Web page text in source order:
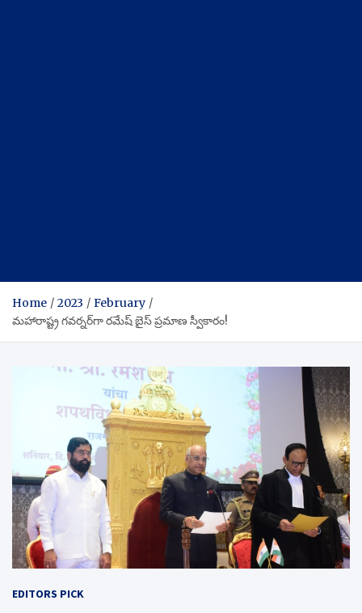
Home 2023
February
మహారాష్ట్ర గవర్నర్‌గా రమేష్ బైస్ ప్రమాణ స్వీకారం!
EDITORS PICK